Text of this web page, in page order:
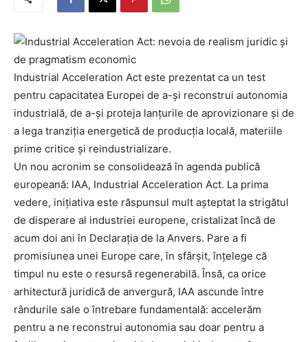
Industrial Acceleration Act este prezentat ca un test
pentru capacitatea Europei de a-și reconstrui autonomia
industrială, de a-și proteja lanțurile de aprovizionare și de
a lega tranziția energetică de producția locală, materiile
prime critice și reindustrializare.
Un nou acronim se consolidează în agenda publică
europeană: IAA, Industrial Acceleration Act. La prima
vedere, inițiativa este răspunsul mult așteptat la strigătul
de disperare al industriei europene, cristalizat încă de
acum doi ani în Declarația de la Anvers. Pare a fi
promisiunea unei Europe care, în sfârșit, înțelege că
timpul nu este o resursă regenerabilă. Însă, ca orice
arhitectură juridică de anvergură, IAA ascunde între
rândurile sale o întrebare fundamentală: accelerăm
pentru a ne reconstrui autonomia sau doar pentru a